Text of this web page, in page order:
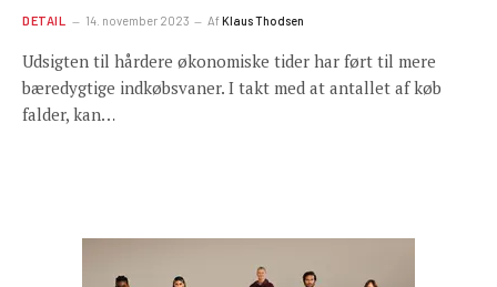
DETAIL 14. november 2023 AfKlaus Thodsen
Udsigten til hårdere økonomiske tider har ført til mere
bæredygtige indkøbsvaner. I takt med at antallet af køb
falder, kan…